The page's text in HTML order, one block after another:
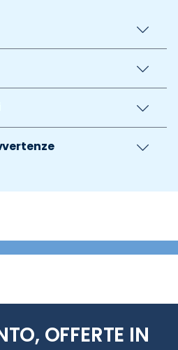
OFFERTE IN